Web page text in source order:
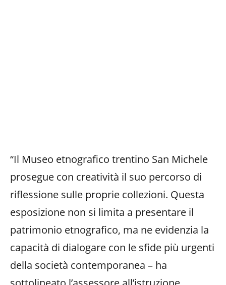
“Il Museo etnografico trentino San Michele
prosegue con creatività il suo percorso di
riflessione sulle proprie collezioni. Questa
esposizione non si limita a presentare il
patrimonio etnografico, ma ne evidenzia la
capacità di dialogare con le sfide più urgenti
della società contemporanea – ha